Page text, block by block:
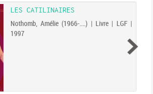
LES CATILINAIRES
Nothomb, Amélie (1966-....) | Livre | LGF |
1997